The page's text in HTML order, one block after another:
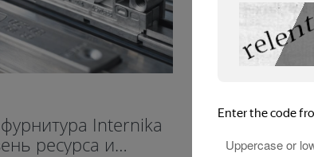
Internika
ресурса и
С Днем
наши